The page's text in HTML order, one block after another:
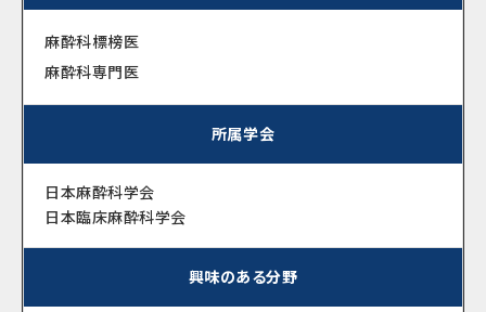
麻酔科標榜医
麻酔科専門医
所属学会
日本麻酔科学会
日本臨床麻酔科学会
興味のある分野